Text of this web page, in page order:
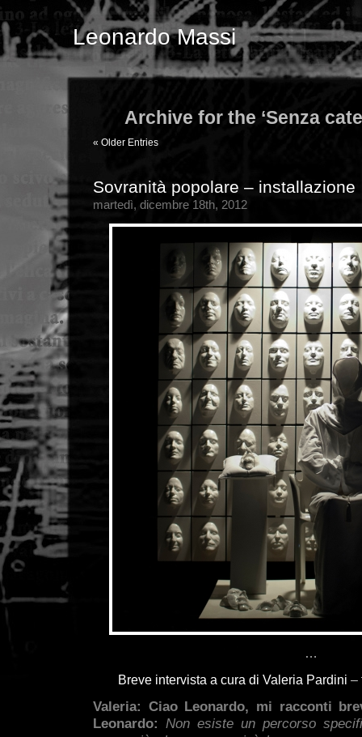
Leonardo Massi
Archive for the ‘Senza
« Older Entries
Sovranità popolare – installazione
martedì, dicembre 18th, 2012
…
Breve intervista a cura di Valeria Pardini –
Valeria: Ciao Leonardo, mi racconti
Leonardo: Non esiste un percorso